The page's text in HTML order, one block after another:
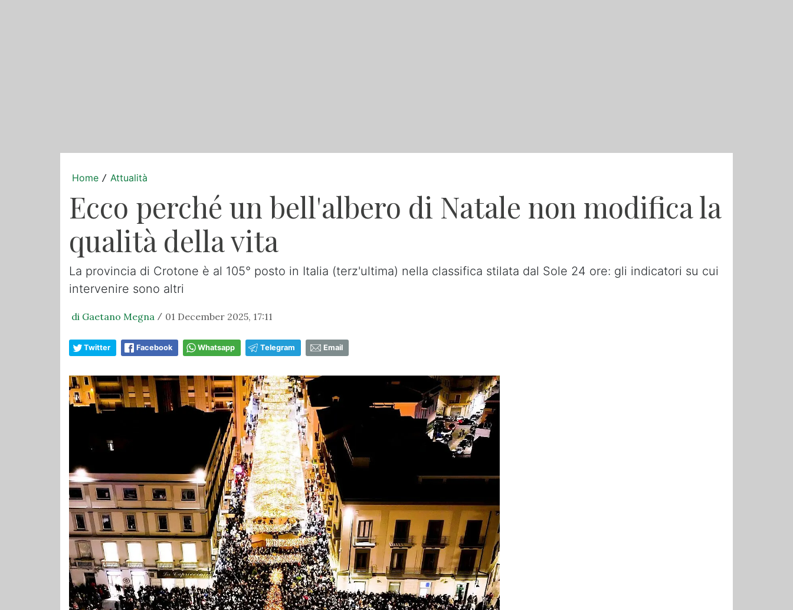
Home / Attualità
Ecco perché un bell'albero di Natale non modifica la
qualità della vita
La provincia di Crotone è al 105° posto in Italia (terz'ultima) nella classifica stilata dal Sole 24 ore: gli indicatori su cui
intervenire sono altri
di Gaetano Megna / 01 December 2025, 17:11
Twitter Facebook Whatsapp Telegram Email